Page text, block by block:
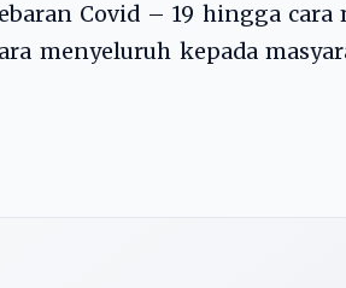
Covid – 19 hingga
menyeluruh kepada